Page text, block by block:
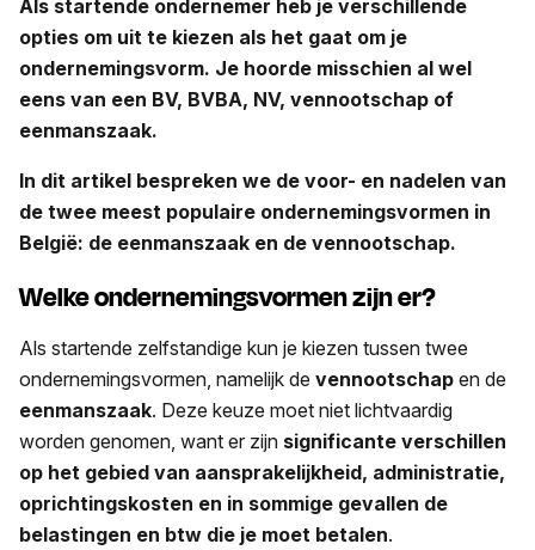
Als startende ondernemer heb je verschillende
opties om uit te kiezen als het gaat om je
ondernemingsvorm. Je hoorde misschien al wel
eens van een BV, BVBA, NV, vennootschap of
eenmanszaak.
In dit artikel bespreken we de voor- en nadelen van
de twee meest populaire ondernemingsvormen in
België: de eenmanszaak en de vennootschap.
Welke ondernemingsvormen zijn er?
Als startende zelfstandige kun je kiezen tussen twee
ondernemingsvormen, namelijk de vennootschap en de
eenmanszaak. Deze keuze moet niet lichtvaardig
worden genomen, want er zijn significante verschillen
op het gebied van aansprakelijkheid, administratie,
oprichtingskosten en in sommige gevallen de
belastingen en btw die je moet betalen.